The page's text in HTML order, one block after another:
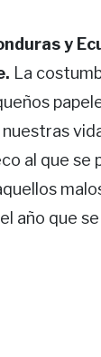
y
La
al que se
año que